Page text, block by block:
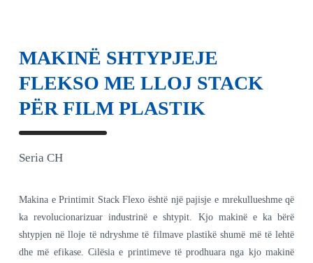
MAKINË SHTYPJEJE
FLEKSO ME LLOJ STACK
PËR FILM PLASTIK
Seria CH
Makina e Printimit Stack Flexo është një pajisje e mrekullueshme që
ka revolucionarizuar industrinë e shtypit. Kjo makinë e ka bërë
shtypjen në lloje të ndryshme të filmave plastikë shumë më të lehtë
dhe më efikase. Cilësia e printimeve të prodhuara nga kjo makinë